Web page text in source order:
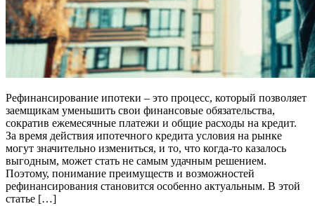
Рефинансирование ипотеки – это процесс, который позволяет
заемщикам уменьшить свои финансовые обязательства,
сократив ежемесячные платежи и общие расходы на кредит.
За время действия ипотечного кредита условия на рынке
могут значительно измениться, и то, что когда-то казалось
выгодным, может стать не самым удачным решением.
Поэтому, понимание преимуществ и возможностей
рефинансирования становится особенно актуальным. В этой
статье […]